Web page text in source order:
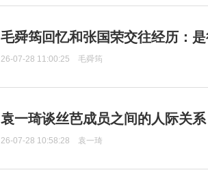
毛舜筠回忆和张国荣交往经历：
26-07-28 11:00:25 毛舜筠
袁一琦谈丝芭成员之间的人际关
26-07-28 10:58:28 袁一琦